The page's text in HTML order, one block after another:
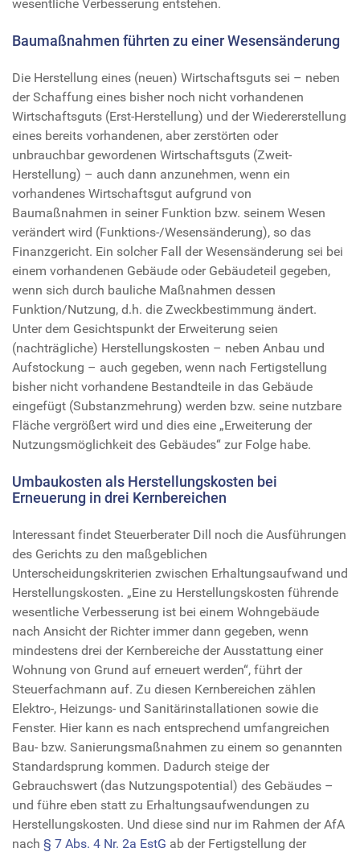
wesentliche Verbesserung entstehen.
Baumaßnahmen führten zu einer Wesensänderung
Die Herstellung eines (neuen) Wirtschaftsguts sei – neben
der Schaffung eines bisher noch nicht vorhandenen
Wirtschaftsguts (Erst-Herstellung) und der Wiedererstellung
eines bereits vorhandenen, aber zerstörten oder
unbrauchbar gewordenen Wirtschaftsguts (Zweit-
Herstellung) – auch dann anzunehmen, wenn ein
vorhandenes Wirtschaftsgut aufgrund von
Baumaßnahmen in seiner Funktion bzw. seinem Wesen
verändert wird (Funktions-/Wesensänderung), so das
Finanzgericht. Ein solcher Fall der Wesensänderung sei bei
einem vorhandenen Gebäude oder Gebäudeteil gegeben,
wenn sich durch bauliche Maßnahmen dessen
Funktion/Nutzung, d.h. die Zweckbestimmung ändert.
Unter dem Gesichtspunkt der Erweiterung seien
(nachträgliche) Herstellungskosten – neben Anbau und
Aufstockung – auch gegeben, wenn nach Fertigstellung
bisher nicht vorhandene Bestandteile in das Gebäude
eingefügt (Substanzmehrung) werden bzw. seine nutzbare
Fläche vergrößert wird und dies eine „Erweiterung der
Nutzungsmöglichkeit des Gebäudes“ zur Folge habe.
Umbaukosten als Herstellungskosten bei
Erneuerung in drei Kernbereichen
Interessant findet Steuerberater Dill noch die Ausführungen
des Gerichts zu den maßgeblichen
Unterscheidungskriterien zwischen Erhaltungsaufwand und
Herstellungskosten. „Eine zu Herstellungskosten führende
wesentliche Verbesserung ist bei einem Wohngebäude
nach Ansicht der Richter immer dann gegeben, wenn
mindestens drei der Kernbereiche der Ausstattung einer
Wohnung von Grund auf erneuert werden“, führt der
Steuerfachmann auf. Zu diesen Kernbereichen zählen
Elektro-, Heizungs- und Sanitärinstallationen sowie die
Fenster. Hier kann es nach entsprechend umfangreichen
Bau- bzw. Sanierungsmaßnahmen zu einem so genannten
Standardsprung kommen. Dadurch steige der
Gebrauchswert (das Nutzungspotential) des Gebäudes –
und führe eben statt zu Erhaltungsaufwendungen zu
Herstellungskosten. Und diese sind nur im Rahmen der AfA
nach § 7 Abs. 4 Nr. 2a EstG ab der Fertigstellung der